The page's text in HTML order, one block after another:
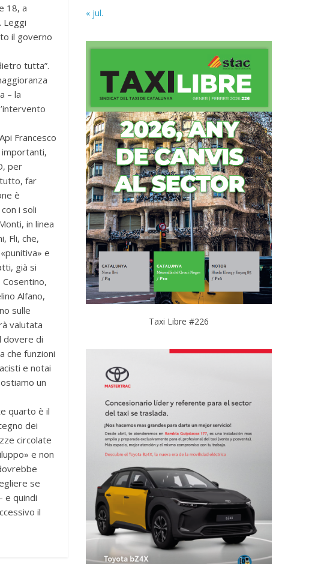
18, a
Leggi
il governo
tutta”.
– la
Francesco
importanti,
per
far
è
i soli
in linea
Fli, che,
e
già si
Alfano,
sulle
valutata
dovere di
che funzioni
e notai
un
quarto è il
dei
circolate
e non
se
e quindi
il
« jul.
Taxi Libre #226